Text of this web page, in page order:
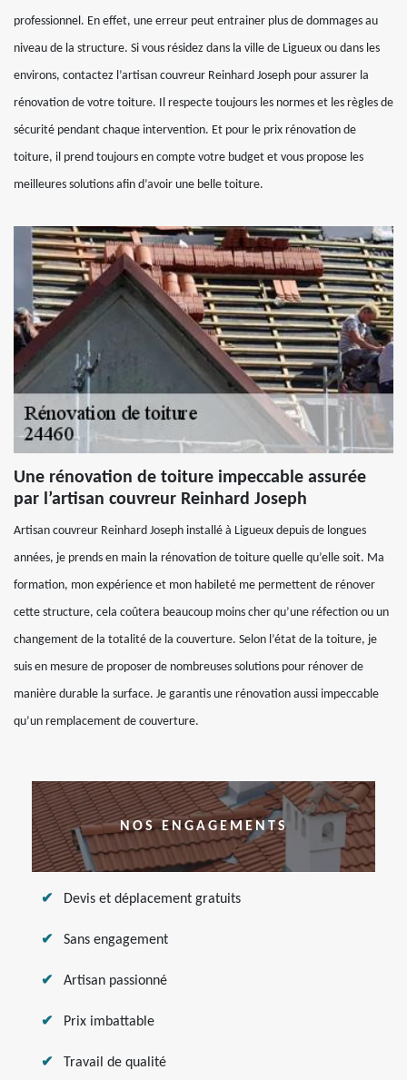
professionnel. En effet, une erreur peut entrainer plus de dommages au
niveau de la structure. Si vous résidez dans la ville de Ligueux ou dans les
environs, contactez l’artisan couvreur Reinhard Joseph pour assurer la
rénovation de votre toiture. Il respecte toujours les normes et les règles de
sécurité pendant chaque intervention. Et pour le prix rénovation de
toiture, il prend toujours en compte votre budget et vous propose les
meilleures solutions afin d’avoir une belle toiture.
Une rénovation de toiture impeccable assurée
par l’artisan couvreur Reinhard Joseph
Artisan couvreur Reinhard Joseph installé à Ligueux depuis de longues
années, je prends en main la rénovation de toiture quelle qu’elle soit. Ma
formation, mon expérience et mon habileté me permettent de rénover
cette structure, cela coûtera beaucoup moins cher qu’une réfection ou un
changement de la totalité de la couverture. Selon l’état de la toiture, je
suis en mesure de proposer de nombreuses solutions pour rénover de
manière durable la surface. Je garantis une rénovation aussi impeccable
qu’un remplacement de couverture.
NOS ENGAGEMENTS
Devis et déplacement gratuits
Sans engagement
Artisan passionné
Prix imbattable
Travail de qualité